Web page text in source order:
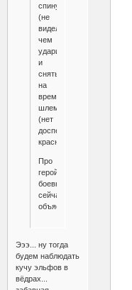
спину
(не
видел
чем
ударили)
и
снятый
на
время
шлем
(нет
доспеха
красного).
Про
геройскую
боевку
сейчас
объясню.
Эээ... ну тогда
будем наблюдать
кучу эльфов в
вёдрах...